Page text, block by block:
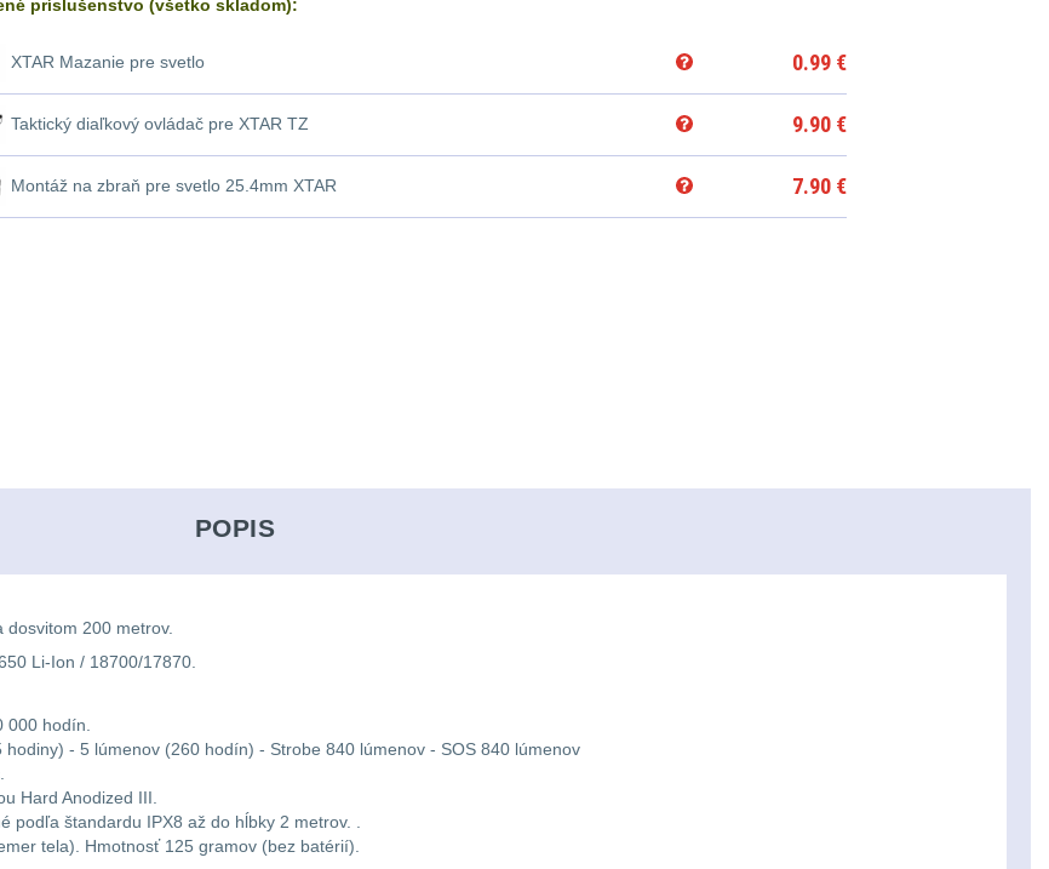
príslušenstvo (všetko skladom):
XTAR Mazanie pre svetlo 0.99 €
Taktický diaľkový ovládač pre XTAR TZ 9.90 €
Montáž na zbraň pre svetlo 25.4mm XTAR 7.90 €
POPIS
200 metrov.
Li-Ion / 18700/17870.
000 hodín.
- 5 lúmenov (260 hodín) - Strobe 840 lúmenov - SOS 840 lúmenov
Hard Anodized III.
podľa štandardu IPX8 až do hĺbky 2 metrov. .
tela). Hmotnosť 125 gramov (bez batérií).